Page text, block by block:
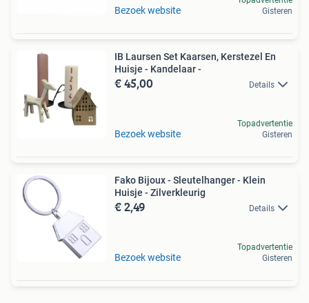
Bezoek website
Gisteren
IB Laursen Set Kaarsen, Kerstezel En
Huisje - Kandelaar -
€ 45,00 Details
Bezoek website
Topadvertentie
Gisteren
Fako Bijoux - Sleutelhanger - Klein
Huisje - Zilverkleurig
€ 2,49 Details
Bezoek website
Topadvertentie
Gisteren